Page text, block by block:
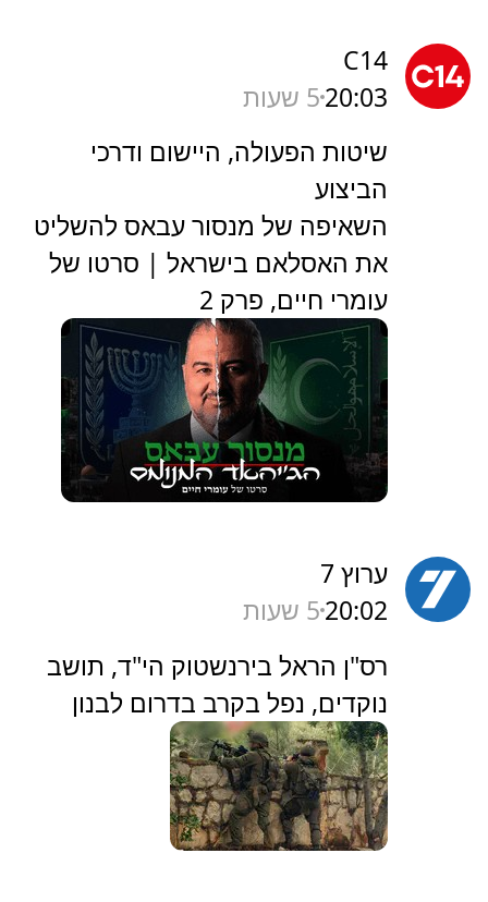
C14
20:035 שעות
שיטות הפעולה, היישום ודרכי
הביצוע
השאיפה של מנסור עבאס להשליט
את האסלאם בישראל | סרטו של
עומרי חיים, פרק 2
ערוץ 7
20:025 שעות
‏רס"ן הראל בירנשטוק הי"ד, תושב
נוקדים, נפל בקרב בדרום לבנון